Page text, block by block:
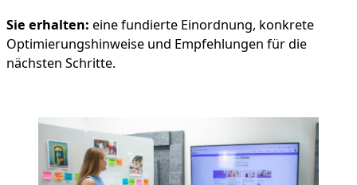
Sie erhalten: eine fundierte Einordnung, konkrete
Optimierungshinweise und Empfehlungen für die
nächsten Schritte.